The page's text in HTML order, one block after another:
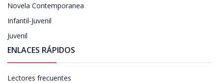
Novela Contemporanea
Infantil-Juvenil
Juvenil
ENLACES RÁPIDOS
Lectores frecuentes